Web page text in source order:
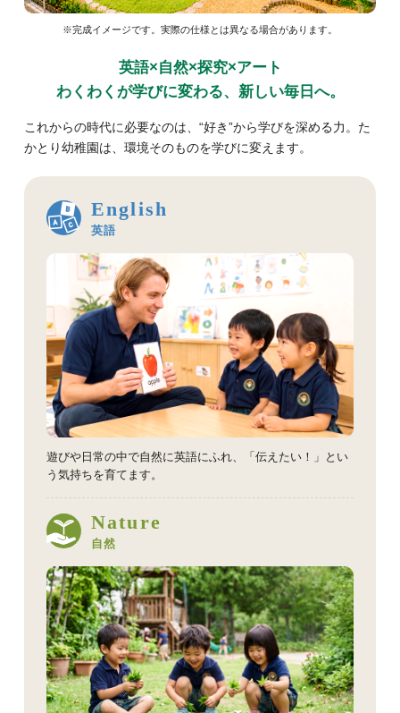
※完成イメージです。実際の仕様とは異なる場合があります。
英語×自然×探究×アート
わくわくが学びに変わる、新しい毎日へ。
これからの時代に必要なのは、“好き”から学びを深める力。た
かとり幼稚園は、環境そのものを学びに変えます。
English
英語
遊びや日常の中で自然に英語にふれ、「伝えたい！」とい
う気持ちを育てます。
Nature
自然